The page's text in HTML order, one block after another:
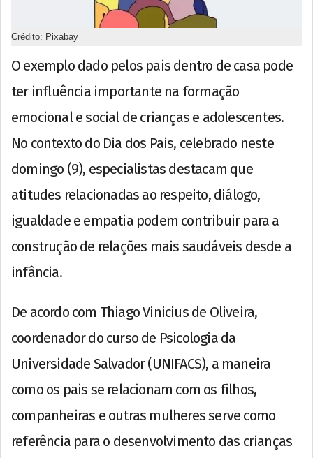
Crédito: Pixabay
O exemplo dado pelos pais dentro de casa pode
ter influência importante na formação
emocional e social de crianças e adolescentes.
No contexto do Dia dos Pais, celebrado neste
domingo (9), especialistas destacam que
atitudes relacionadas ao respeito, diálogo,
igualdade e empatia podem contribuir para a
construção de relações mais saudáveis desde a
infância.
De acordo com Thiago Vinicius de Oliveira,
coordenador do curso de Psicologia da
Universidade Salvador (UNIFACS), a maneira
como os pais se relacionam com os filhos,
companheiras e outras mulheres serve como
referência para o desenvolvimento das crianças